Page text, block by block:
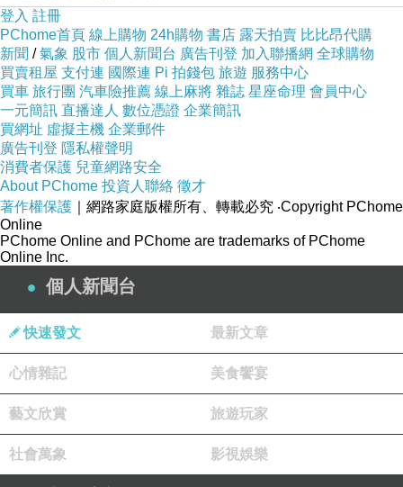
老爺心心念念要更換二號地遙控割草機機油，長
輩還加碼幫我們保養底盤刀片，完工後，心滿意
足回台中。
登入 註冊
PChome首頁 線上購物 24h購物 書店 露天拍賣 比比昂代購
新聞 /氣象 股市 個人新聞台 廣告刊登 加入聯播網 全球購物
買賣租屋 支付連 國際連 Pi 拍錢包 旅遊 服務中心
買車 旅行團 汽車險推薦 線上麻將 雜誌 星座命理 會員中心
一元簡訊 直播達人 數位憑證 企業簡訊
買網址 虛擬主機 企業郵件
廣告刊登 隱私權聲明
消費者保護 兒童網路安全
About PChome 投資人聯絡 徵才
著作權保護 ｜網路家庭版權所有、轉載必究 ‧Copyright PChome
Online
PChome Online and PChome are trademarks of PChome
Online Inc.
個人新聞台
快速發文 最新文章
心情雜記 美食饗宴
藝文欣賞 旅遊玩家
社會萬象 影視娛樂